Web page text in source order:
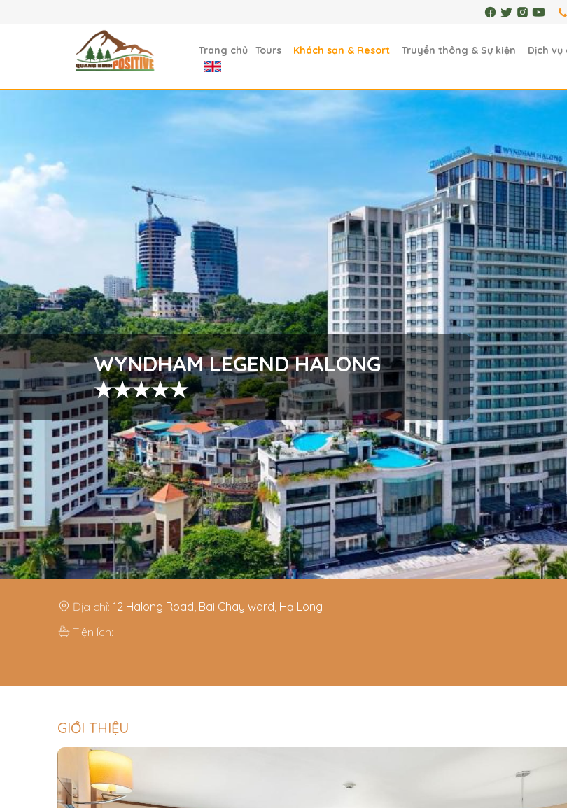
Trang chủ Tours Khách sạn & Resort Truyền thông & Sự kiện Dịch vụ
WYNDHAM
★★★★★
Địa chỉ: 12 Halong Road, Bai Chay ward, Hạ Long
Tiện Ích:
GIỚI THIỆU